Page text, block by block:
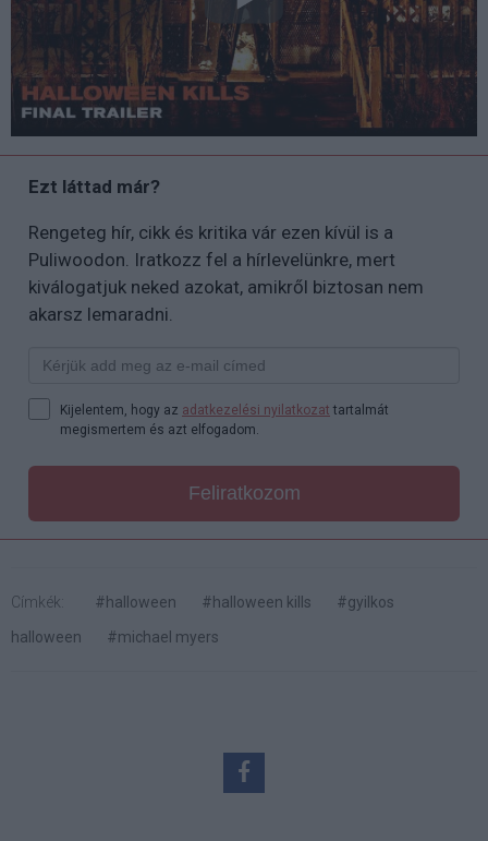
Ezt láttad már?
Rengeteg hír, cikk és kritika vár ezen kívül is a
Puliwoodon. Iratkozz fel a hírlevelünkre, mert
kiválogatjuk neked azokat, amikről biztosan nem
akarsz lemaradni.
Kijelentem, hogy az adatkezelési nyilatkozat tartalmát
megismertem és azt elfogadom.
Feliratkozom
Címkék: #halloween #halloween kills
#gyilkos
halloween
#michael myers